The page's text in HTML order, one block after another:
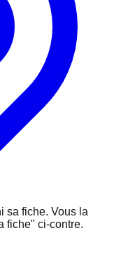
sa fiche. Vous la
fiche" ci-contre.